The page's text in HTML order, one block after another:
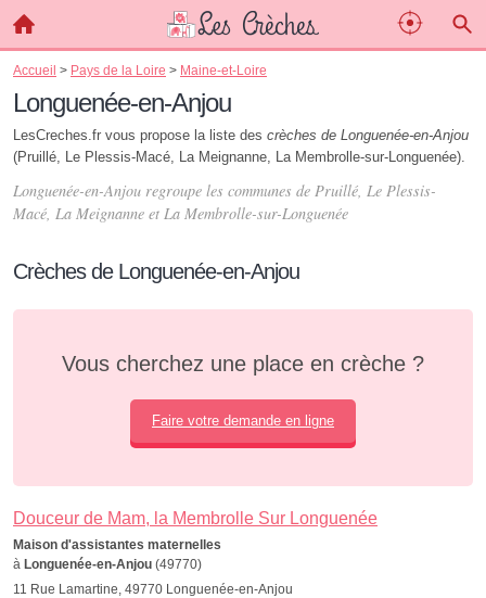
Accueil > Pays de la Loire > Maine-et-Loire
Longuenée-en-Anjou
LesCreches.fr vous propose la liste des crèches de Longuenée-en-Anjou
(Pruillé, Le Plessis-Macé, La Meignanne, La Membrolle-sur-Longuenée).
Longuenée-en-Anjou regroupe les communes de Pruillé, Le Plessis-
Macé, La Meignanne et La Membrolle-sur-Longuenée
Crèches de Longuenée-en-Anjou
Vous cherchez une place en crèche ?
Faire votre demande en ligne
Douceur de Mam, la Membrolle Sur Longuenée
Maison d'assistantes maternelles
à Longuenée-en-Anjou (49770)
11 Rue Lamartine, 49770 Longuenée-en-Anjou